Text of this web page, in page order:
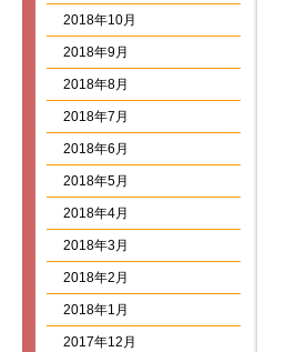
2018年10月
2018年9月
2018年8月
2018年7月
2018年6月
2018年5月
2018年4月
2018年3月
2018年2月
2018年1月
2017年12月